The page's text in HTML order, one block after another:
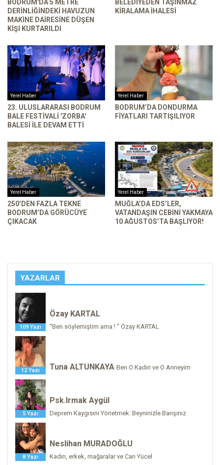
BODRUM'DA 5 METRE
DERINLIĞINDEKI HAVUZUN
MAKINE DAIRESINE DÜŞEN
KIŞI KURTARILDI
BELEDIYEDEN TAŞINMAZ
KIRALAMA İHALESI
Yerel Haber
23. ULUSLARARASI BODRUM
BALE FESTIVALI 'ZORBA'
BALESI ILE DEVAM ETTI
Yerel Haber
BODRUM’DA DONDURMA
FIYATLARI TARTIŞILIYOR
Yerel Haber
250’DEN FAZLA TEKNE
BODRUM’DA GÖRÜCÜYE
ÇIKACAK
Yerel Haber
MUĞLA’DA EDS’LER,
VATANDAŞIN CEBINI YAKMAYA
10 AĞUSTOS’TA BAŞLIYOR!
YAZARLAR
109 Yazı
Özay KARTAL
“Ben söylemiştim ama ! ” Özay KARTAL
12 Yazı Tuna ALTUNKAYA Ben O Kadın ve O Anneyim
5 Yazı
Psk.Irmak Aygül
Deprem Kaygısını Yönetmek: Beyninizle Barışınız
8 Yazı
Neslihan MURADOĞLU
Kadın, erkek, mağaralar ve Can Yücel